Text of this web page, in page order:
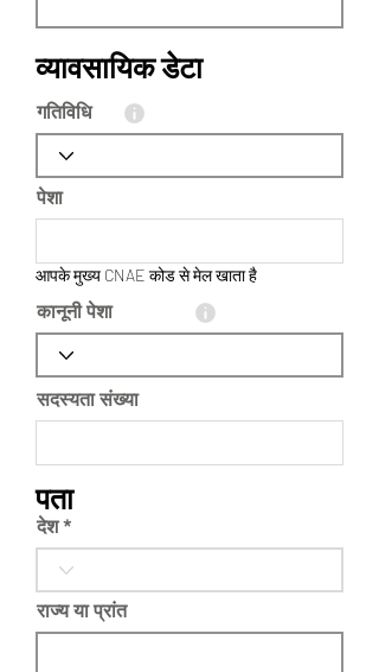
व्यावसायिक डेटा
गतिविधि
पेशा
कानूनी पेशा
आपके मुख्य CNAE कोड से मेल खाता है
सदस्यता संख्या
पता
देश *
राज्य या प्रांत